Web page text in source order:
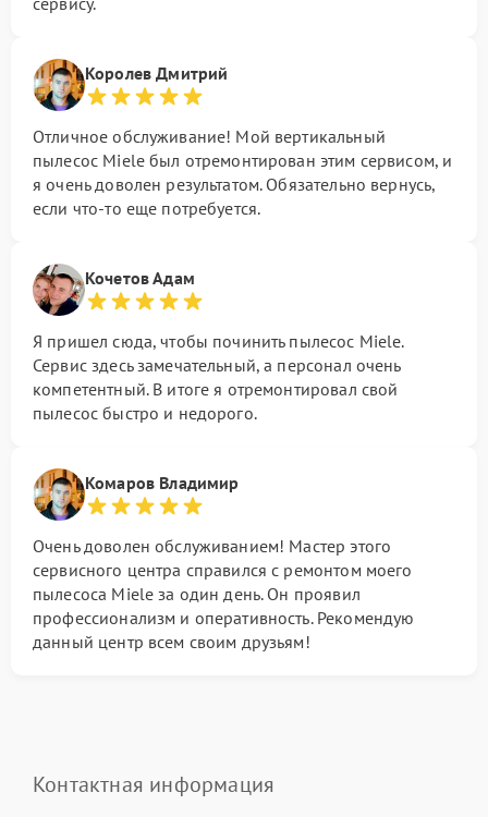
Королев Дмитрий
Отличное обслуживание! Мой вертикальный
пылесос Miele был отремонтирован этим сервисом, и
я очень доволен результатом. Обязательно вернусь,
если что-то еще потребуется.
Кочетов Адам
Я пришел сюда, чтобы починить пылесос Miele.
Сервис здесь замечательный, а персонал очень
компетентный. В итоге я отремонтировал свой
пылесос быстро и недорого.
Комаров Владимир
Очень доволен обслуживанием! Мастер этого
сервисного центра справился с ремонтом моего
пылесоса Miele за один день. Он проявил
профессионализм и оперативность. Рекомендую
данный центр всем своим друзьям!
Контактная информация